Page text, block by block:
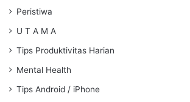
Peristiwa
U T A M A
Tips Produktivitas Harian
Mental Health
Tips Android / iPhone